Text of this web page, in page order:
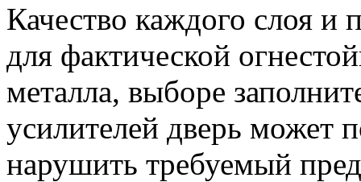
Качество каждого слоя и
для фактической
металла, выборе
усилителей дверь может
нарушить требуемый